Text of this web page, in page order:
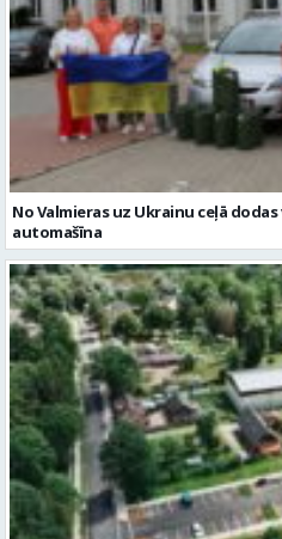
No Valmieras uz Ukrainu ceļā
automašīna